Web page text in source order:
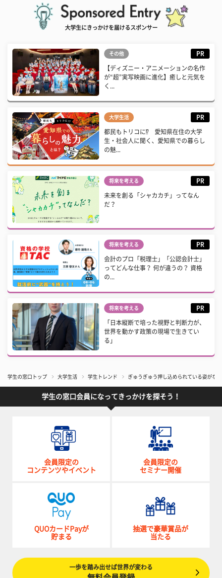
大学生にきっかけを届けるスポンサー
その他 PR
【ディズニー・アニメーションの名作
が“超”実写映画に進化】癒しと元気を
く...
大学生活 PR
都民もトリコに⁉ 愛知県在住の大学
生・社会人に聞く、愛知県での暮らし
の魅...
将来を考える PR
未来を創る「シャカカチ」ってなん
だ？
将来を考える PR
会計のプロ「税理士」「公認会計士」
ってどんな仕事？ 何が違うの？ 資格
の...
将来を考える PR
「日本縦断で培った視野と判断力が、
世界を動かす政策の現場で生きてい
る」
学生の窓口トップ 大学生活 学生トレンド ぎゅうぎゅう押し込められている姿がな
学生の窓口会員になってきっかけを探そう！
会員限定の
コンテンツやイベント
会員限定の
セミナー開催
QUOカードPayが
貯まる
抽選で豪華賞品が
当たる
一歩を踏み出せば世界が変わる